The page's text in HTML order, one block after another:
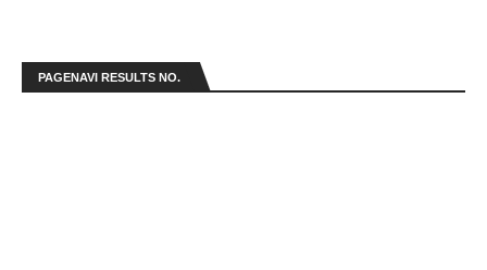
PAGENAVI RESULTS NO.